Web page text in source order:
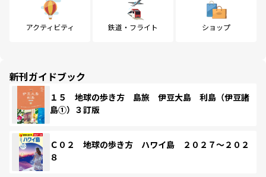
アクティビティ 鉄道・フライト ショップ
新刊ガイドブック
１５ 地球の歩き方 島旅 伊豆大島 利島（伊豆諸
島①）３訂版
Ｃ０２ 地球の歩き方 ハワイ島 ２０２７～２０２
８